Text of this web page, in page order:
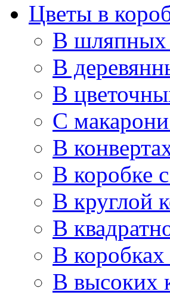
Цветы в
В шляпных
В
В
С
В
В коробке
В круглой
В
В коробках
В высоких